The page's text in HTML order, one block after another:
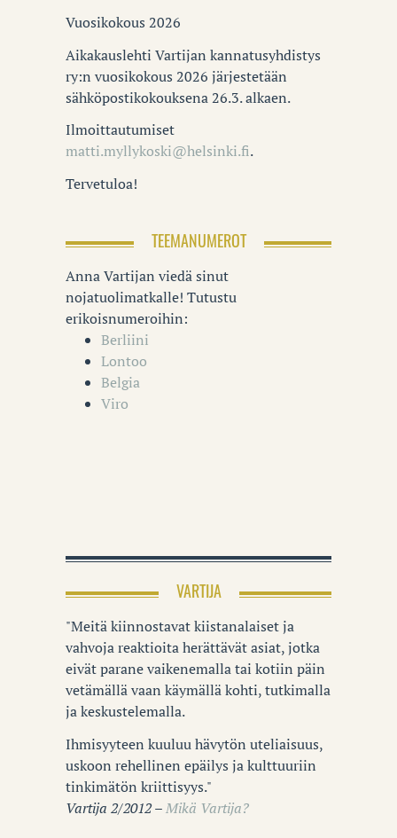
Vuosikokous 2026
Aikakauslehti Vartijan kannatusyhdistys
ry:n vuosikokous 2026 järjestetään
sähköpostikokouksena 26.3. alkaen.
Ilmoittautumiset
matti.myllykoski@helsinki.fi.
Tervetuloa!
TEEMANUMEROT
Anna Vartijan viedä sinut
nojatuolimatkalle! Tutustu
erikoisnumeroihin:
Berliini
Lontoo
Belgia
Viro
VARTIJA
"Meitä kiinnostavat kiistanalaiset ja
vahvoja reaktioita herättävät asiat, jotka
eivät parane vaikenemalla tai kotiin päin
vetämällä vaan käymällä kohti, tutkimalla
ja keskustelemalla.
Ihmisyyteen kuuluu hävytön uteliaisuus,
uskoon rehellinen epäilys ja kulttuuriin
tinkimätön kriittisyys."
Vartija 2/2012 –Mikä Vartija?